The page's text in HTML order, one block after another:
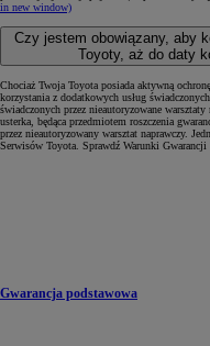
in new window)
Czy jestem obowiązany, aby
Toyoty, aż do daty
Chociaż Twoja Toyota posiada aktywną
korzystania z dodatkowych usług
świadczonych przez nieautoryzowane
usterka, będąca przedmiotem roszczenia
przez nieautoryzowany warsztat naprawczy.
Serwisów Toyota. Sprawdź Warunki
Gwarancja podstawowa